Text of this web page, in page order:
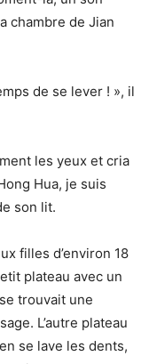
chambre de Jian
de se lever ! », il
les yeux et cria
Hua, je suis
son lit.
filles d’environ 18
plateau avec un
trouvait une
L’autre plateau
se lave les dents,